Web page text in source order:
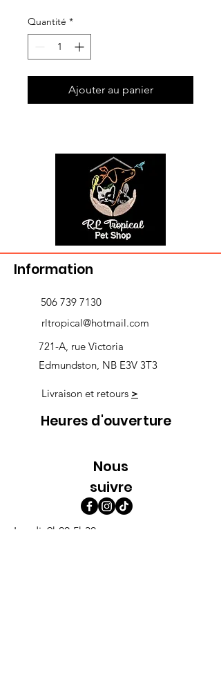
Quantité *
Ajouter au panier
Information
506 739 7130
rltropical@hotmail.com
721-A, rue Victoria
Edmundston, NB E3V 3T3
Livraison et retours >
Heures d'ouverture
Nous
suivre
Lundi 9h00-5h30